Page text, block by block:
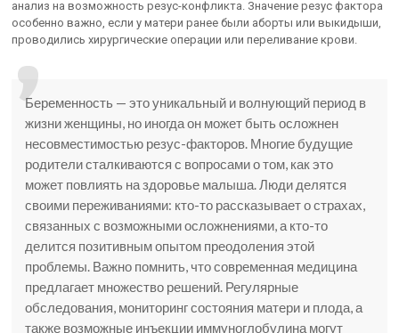
анализ на возможность резус-конфликта. Значение резус фактора
особенно важно, если у матери ранее были аборты или выкидыши,
проводились хирургические операции или переливание крови.
Беременность — это уникальный и волнующий период в
жизни женщины, но иногда он может быть осложнен
несовместимостью резус-факторов. Многие будущие
родители сталкиваются с вопросами о том, как это
может повлиять на здоровье малыша. Люди делятся
своими переживаниями: кто-то рассказывает о страхах,
связанных с возможными осложнениями, а кто-то
делится позитивным опытом преодоления этой
проблемы. Важно помнить, что современная медицина
предлагает множество решений. Регулярные
обследования, мониторинг состояния матери и плода, а
также возможные инъекции иммуноглобулина могут